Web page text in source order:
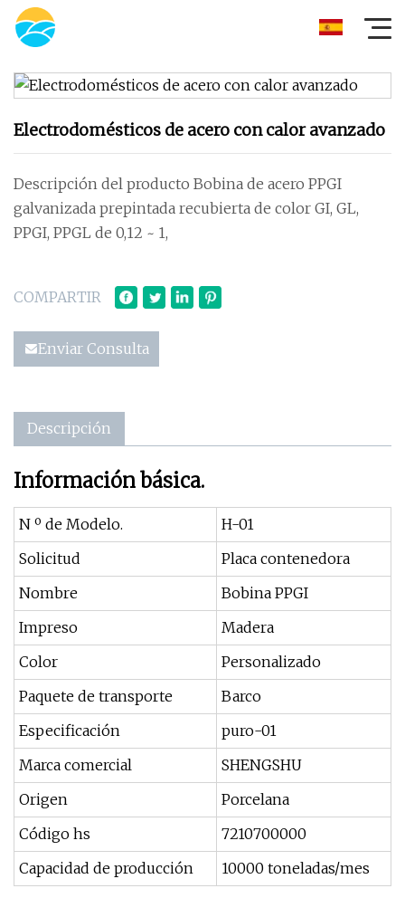
Electrodomésticos de acero con calor avanzado
Descripción del producto Bobina de acero PPGI
galvanizada prepintada recubierta de color GI, GL,
PPGI, PPGL de 0,12 ~ 1,
COMPARTIR
Enviar Consulta
Descripción
Información básica.
N º de Modelo.
H-01
Solicitud
Placa contenedora
Nombre
Bobina PPGI
Impreso
Madera
Color
Personalizado
Paquete de transporte
Barco
Especificación
puro-01
Marca comercial
SHENGSHU
Origen
Porcelana
Código hs
7210700000
Capacidad de producción
10000 toneladas/mes